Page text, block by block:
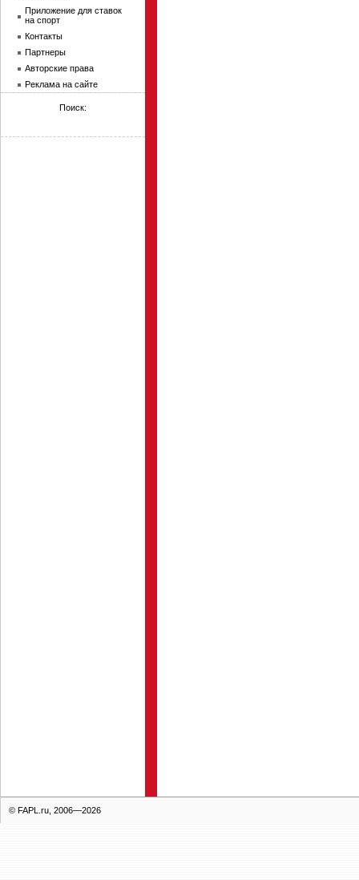
Приложение для ставок
на спорт
Контакты
Партнеры
Авторские права
Реклама на сайте
Поиск:
© FAPL.ru, 2006—2026